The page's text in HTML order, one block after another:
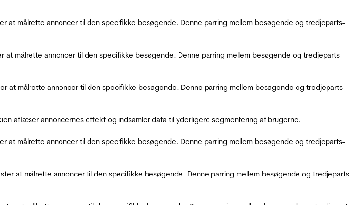
målrette annoncer til den specifikke besøgende. Denne parring mellem besøgende og tredjeparts-
målrette annoncer til den specifikke besøgende. Denne parring mellem besøgende og tredjeparts-
målrette annoncer til den specifikke besøgende. Denne parring mellem besøgende og tredjeparts-
aflæser annoncernes effekt og indsamler data til yderligere segmentering af brugerne.
målrette annoncer til den specifikke besøgende. Denne parring mellem besøgende og tredjeparts-
at målrette annoncer til den specifikke besøgende. Denne parring mellem besøgende og tredjeparts-